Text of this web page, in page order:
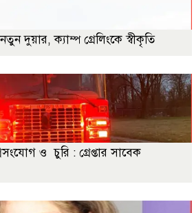
দুয়ার, ক্যাম্প গ্রেলিংকে স্বীকৃতি
ও চুরি : গ্রেপ্তার সাবেক